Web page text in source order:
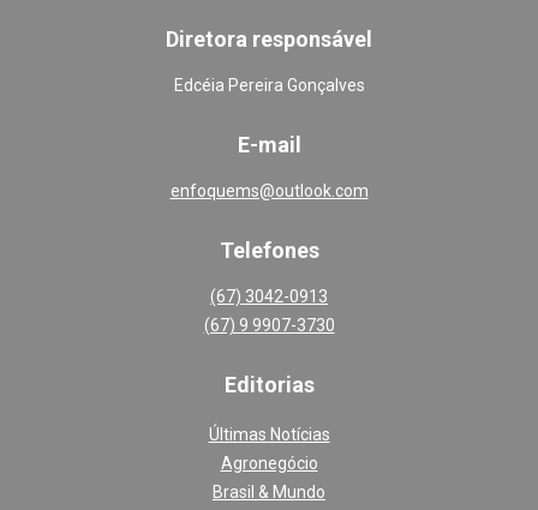
Diretora responsável
Edcéia Pereira Gonçalves
E-mail
enfoquems@outlook.com
Telefones
(67) 3042-0913
(67) 9 9907-3730
Editorias
Últimas Notícias
Agronegócio
Brasil & Mundo